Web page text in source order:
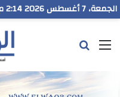
الجمعة، 7 أغسطس 2026 2:14 م
القائمة